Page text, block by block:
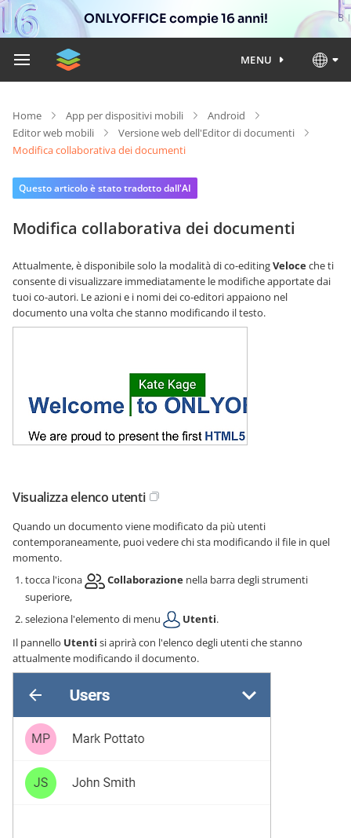
ONLYOFFICE compie 16 anni!
MENU
Home App per dispositivi mobili
Android
Editor web mobili
Versione web dell'Editor di documenti
Modifica collaborativa dei documenti
Questo articolo è stato tradotto dall'AI
Modifica collaborativa dei documenti
Attualmente, è disponibile solo la modalità di co-editingVeloceche ti
consente di visualizzare immediatamente le modifiche apportate dai
tuoi co-autori. Le azioni e i nomi dei co-editori appaiono nel
documento una volta che stanno modificando il testo.
Visualizza elenco utenti
Quando un documento viene modificato da più utenti
contemporaneamente, puoi vedere chi sta modificando il file in quel
momento.
tocca l'icona
Collaborazione nella barra degli strumenti
superiore,
seleziona l'elemento di menu
Utenti.
Il pannello Utenti si aprirà con l'elenco degli utenti che stanno
attualmente modificando il documento.